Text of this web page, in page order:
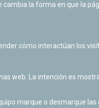
la forma en que la
cómo interactúan los
web. La intención es
marque o desmarque